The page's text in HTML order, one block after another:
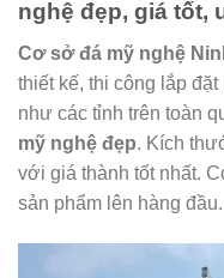
nghệ đẹp, giá tốt,
Cơ sở đá mỹ nghệ
thiết kế, thi công lắp
như các tỉnh trên toàn
mỹ nghệ đẹp. Kích
với giá thành tốt nhất.
sản phẩm lên hàng đầu.